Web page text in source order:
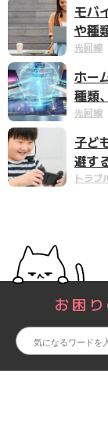
モバ
や種
光回線
ホー
種類
光回線
子ど
避す
トラブ
お困